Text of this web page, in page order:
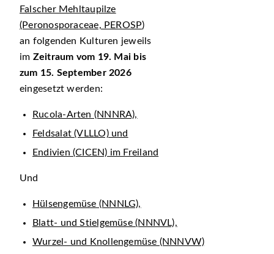
Falscher Mehltaupilze
(Peronosporaceae, PEROSP)
an folgenden Kulturen jeweils
im Zeitraum vom 19. Mai bis
zum 15. September 2026
eingesetzt werden:
Rucola-Arten (NNNRA),
Feldsalat (VLLLO) und
Endivien (CICEN) im Freiland
Und
Hülsengemüse (NNNLG),
Blatt- und Stielgemüse (NNNVL),
Wurzel- und Knollengemüse (NNNVW)